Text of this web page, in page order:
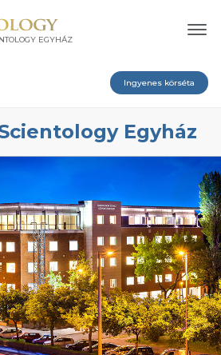
EGYHÁZ
Ingyenes körséta
Egyház